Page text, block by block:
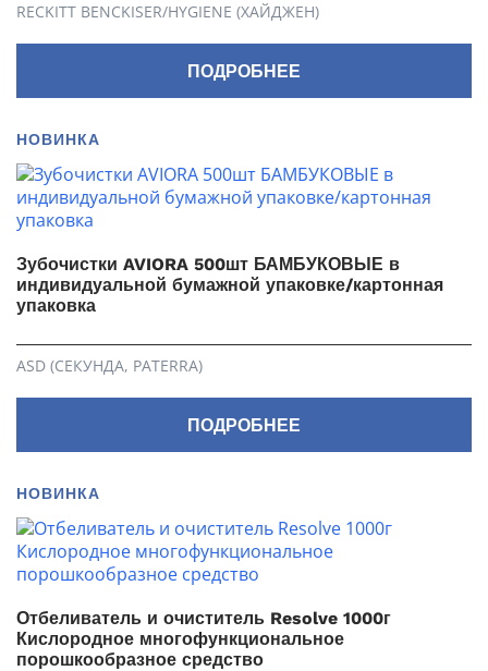
RECKITT BENCKISER/HYGIENE (ХАЙДЖЕН)
ПОДРОБНЕЕ
НОВИНКА
Зубочистки AVIORA 500шт БАМБУКОВЫЕ в
индивидуальной бумажной упаковке/картонная
упаковка
ASD (СЕКУНДА, PATERRA)
ПОДРОБНЕЕ
НОВИНКА
Отбеливатель и очиститель Resolve 1000г
Кислородное многофункциональное
порошкообразное средство